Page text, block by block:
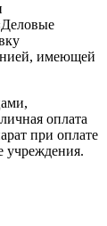
имеющей
оплата
при оплате
учреждения.